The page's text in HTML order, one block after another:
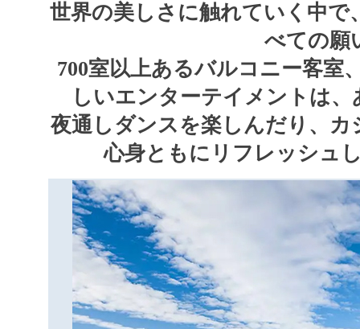
世界の美しさに触れていく中
べての願
700室以上あるバルコニー客室
しいエンターテイメントは
夜通しダンスを楽しんだり、
心身ともにリフレッシュ